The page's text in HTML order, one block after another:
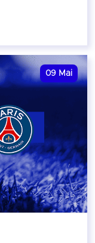
09 Mai